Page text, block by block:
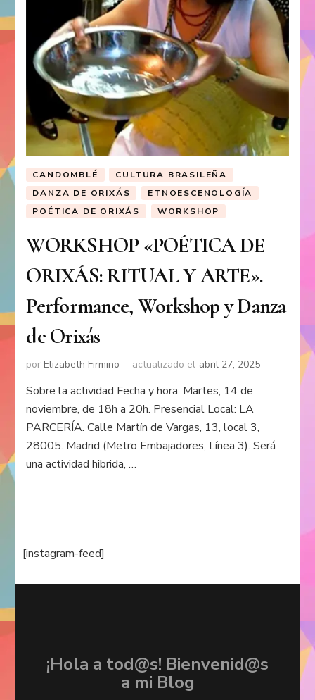
CANDOMBLÉ
CULTURA BRASILEÑA
DANZA DE ORIXÁS
ETNOESCENOLOGÍA
POÉTICA DE ORIXÁS
WORKSHOP
WORKSHOP «POÉTICA DE
ORIXÁS: RITUAL Y ARTE».
Performance, Workshop y Danza
de Orixás
porElizabeth Firmino actualizado el abril 27, 2025
Sobre la actividad Fecha y hora: Martes, 14 de
noviembre, de 18h a 20h. Presencial Local: LA
PARCERÍA. Calle Martín de Vargas, 13, local 3,
28005. Madrid (Metro Embajadores, Línea 3). Será
una actividad hibrida, …
[instagram-feed]
¡Hola a tod@s! Bienvenid@s
a mi Blog